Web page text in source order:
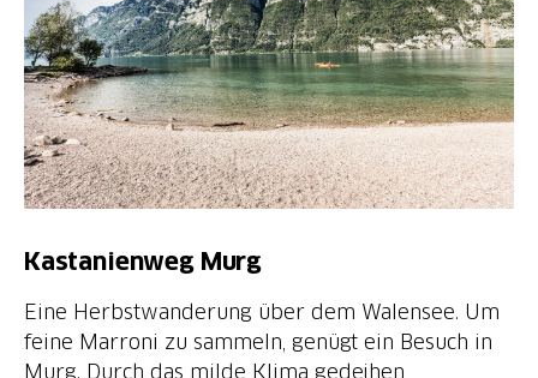
Kastanienweg Murg
Eine Herbstwanderung über dem Walensee. Um
feine Marroni zu sammeln, genügt ein Besuch in
Murg. Durch das milde Klima gedeihen